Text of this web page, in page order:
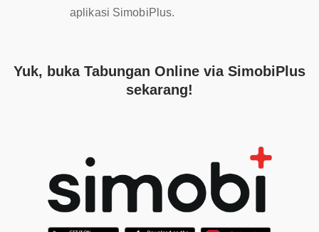
aplikasi SimobiPlus.
Yuk, buka Tabungan Online via SimobiPlus
sekarang!